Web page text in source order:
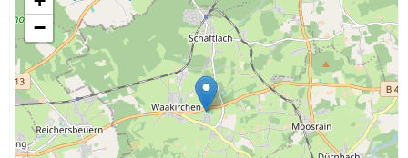
−